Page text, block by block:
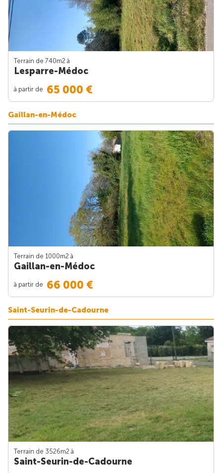
Terrain de 740m2 à
Lesparre-Médoc
à partir de 65 000 €
Gaillan-en-Médoc
Terrain de 1000m2 à
Gaillan-en-Médoc
à partir de 66 000 €
Saint-Seurin-de-Cadourne
Terrain de 3526m2 à
Saint-Seurin-de-Cadourne